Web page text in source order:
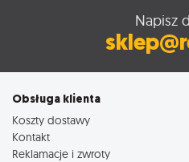
Napisz
Obsługa klienta
Koszty dostawy
Kontakt
Reklamacje i zwroty